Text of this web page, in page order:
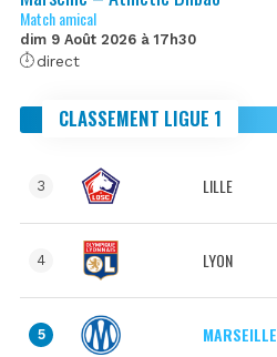
Match amical
dim 9 Août 2026 à 17h30
direct
CLASSEMENT LIGUE 1
3 LILLE
4 LYON
5 MARSEILLE